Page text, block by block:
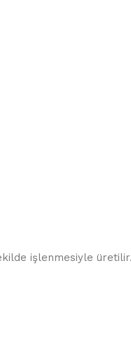
işlenmesiyle üretilir.